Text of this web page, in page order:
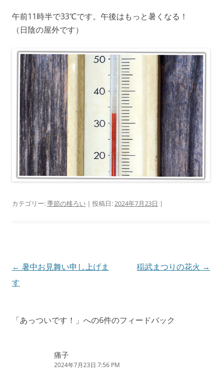
午前11時半で33℃です。午後はもっと暑くなる！
（日陰の屋外です）
カテゴリー:季節の移ろい | 投稿日:2024年7月23日 |
投
稿
ビ
← 暑中お見舞い申し上げま
す
稲武まつりの花火 →
「あっついです！ 」への6件のフィードバック
痛子
2024年7月23日 7:56 PM